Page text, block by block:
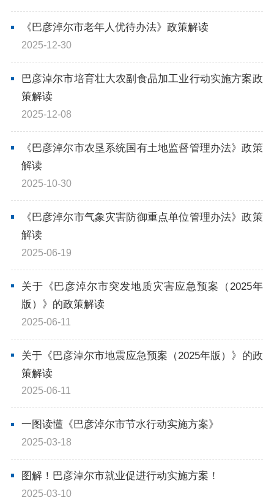
《巴彦淖尔市老年人优待办法》政策解读
2025-12-30
巴彦淖尔市培育壮大农副食品加工业行动实施方案政
策解读
2025-12-08
《巴彦淖尔市农垦系统国有土地监督管理办法》政策
解读
2025-10-30
《巴彦淖尔市气象灾害防御重点单位管理办法》政策
解读
2025-06-19
关于《巴彦淖尔市突发地质灾害应急预案（2025年
版）》的政策解读
2025-06-11
关于《巴彦淖尔市地震应急预案（2025年版）》的政
策解读
2025-06-11
一图读懂《巴彦淖尔市节水行动实施方案》
2025-03-18
图解！巴彦淖尔市就业促进行动实施方案！
2025-03-10